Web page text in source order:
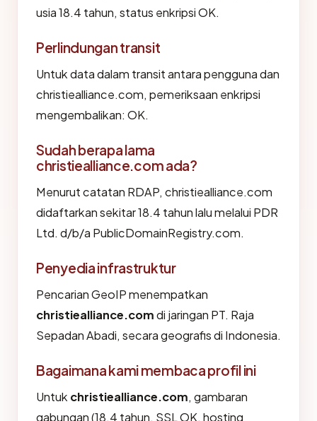
usia 18.4 tahun, status enkripsi OK.
Perlindungan transit
Untuk data dalam transit antara pengguna dan
christiealliance.com, pemeriksaan enkripsi
mengembalikan: OK.
Sudah berapa lama
christiealliance.com ada?
Menurut catatan RDAP, christiealliance.com
didaftarkan sekitar 18.4 tahun lalu melalui PDR
Ltd. d/b/a PublicDomainRegistry.com.
Penyedia infrastruktur
Pencarian GeoIP menempatkan
christiealliance.comdi jaringan PT. Raja
Sepadan Abadi, secara geografis di Indonesia.
Bagaimana kami membaca profil ini
Untuk christiealliance.com, gambaran
gabungan (18.4 tahun, SSL OK, hosting